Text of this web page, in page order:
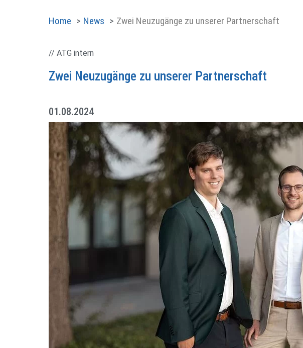
Home News Zwei Neuzugänge zu unserer Partnerschaft
// ATG intern
Zwei Neuzugänge zu unserer Partnerschaft
01.08.2024